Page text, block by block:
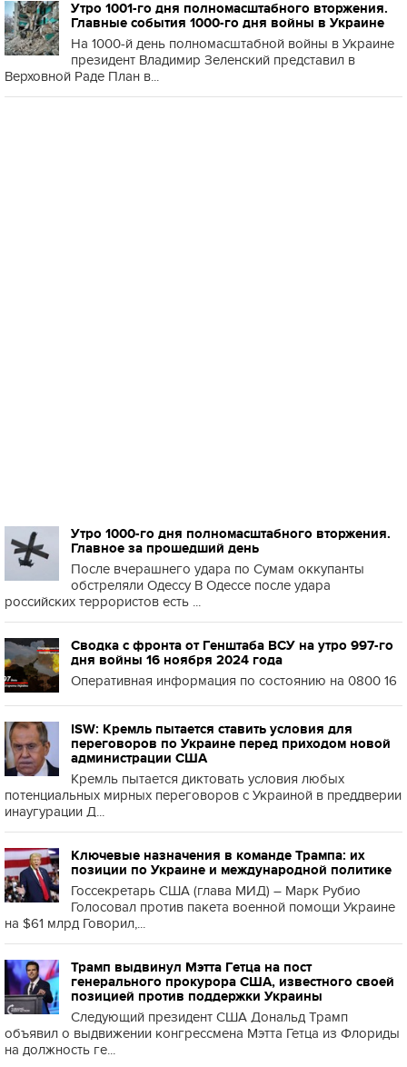
Утро 1001-го дня полномасштабного вторжения.
Главные события 1000-го дня войны в Украине
На 1000-й день полномасштабной войны в Украине
президент Владимир Зеленский представил в
Верховной Раде План в...
Утро 1000-го дня полномасштабного вторжения.
Главное за прошедший день
После вчерашнего удара по Сумам оккупанты
обстреляли Одессу В Одессе после удара
российских террористов есть ...
Сводка с фронта от Генштаба ВСУ на утро 997-го
дня войны 16 ноября 2024 года
Оперативная информация по состоянию на 0800 16
ISW: Кремль пытается ставить условия для
переговоров по Украине перед приходом новой
администрации США
Кремль пытается диктовать условия любых
потенциальных мирных переговоров с Украиной в преддверии
инаугурации Д...
Ключевые назначения в команде Трампа: их
позиции по Украине и международной политике
Госсекретарь США (глава МИД) – Марк Рубио
Голосовал против пакета военной помощи Украине
на $61 млрд Говорил,...
Трамп выдвинул Мэтта Гетца на пост
генерального прокурора США, известного своей
позицией против поддержки Украины
Следующий президент США Дональд Трамп
объявил о выдвижении конгрессмена Мэтта Гетца из Флориды
на должность ге...